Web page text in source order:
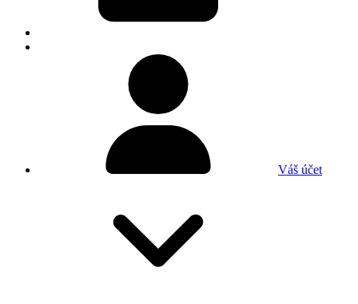
Váš účet